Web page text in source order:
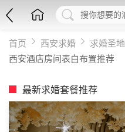
首页 西安求婚 求婚圣地
西安酒店房间表白布置推荐
最新求婚套餐推荐